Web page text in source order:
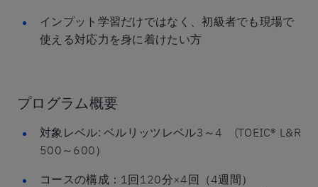
インプット学習だけではなく、初級者でも現場で
使える対応力を身に着けたい方
プログラム概要
対象レベル: ベルリッツレベル3～4 (TOEIC® L&R
500～600）
コースの構成：1回120分×4回（4週間）